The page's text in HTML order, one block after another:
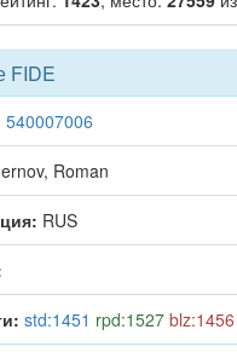
FIDE
540007006
Roman
RUS
std:1451 rpd:1527 blz:1456